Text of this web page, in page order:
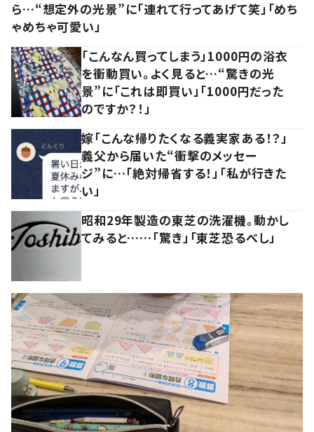
ら…“想定外の光景”に「連れて行ってあげて笑」「めち
ゃめちゃ可愛い」
「こんなん買ってしまう」1000円の浴衣
を衝動買い。よく見ると…“驚きの光
景”に「これは即買い」「1000円だった
のですか？！」
嫁「こんな帰りたくなる義実家ある！？」
義父から届いた“衝撃のメッセー
ジ”に…「絶対帰省する！」「私が行きた
い」
昭和29年製造の東芝の洗濯機。動かし
てみると……「驚き」「東芝恐るべし」